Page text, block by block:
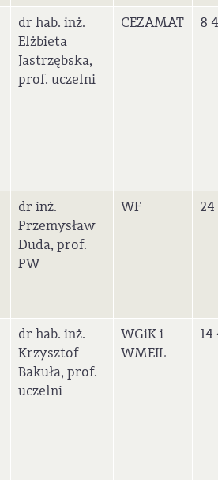
dr hab. inż.
Elżbieta
Jastrzębska,
prof. uczelni
CEZAMAT 8
dr inż.
Przemysław
Duda, prof.
PW
WF
dr hab. inż.
Krzysztof
Bakuła, prof.
uczelni
WGiK i
WMEIL